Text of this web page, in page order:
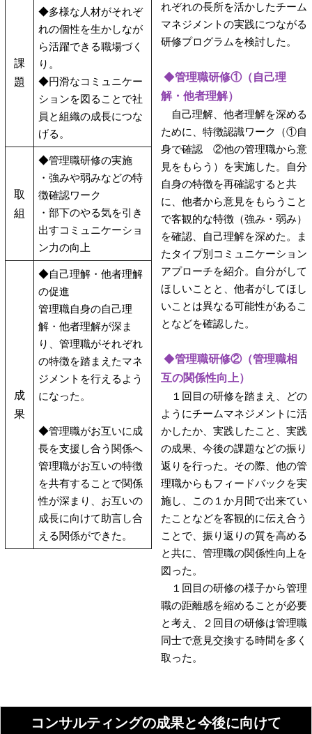
課
題
◆多様な人材がそれぞ
れの個性を生かしなが
ら活躍できる職場づく
り。
◆円滑なコミュニケー
ションを図ることで社
員と組織の成長につな
げる。
取
組
◆管理職研修の実施
・強みや弱みなどの特
徴確認ワーク
・部下のやる気を引き
出すコミュニケーショ
ン力の向上
成
果
◆自己理解・他者理解
の促進
管理職自身の自己理
解・他者理解が深ま
り、管理職がそれぞれ
の特徴を踏まえたマネ
ジメントを行えるよう
になった。
◆管理職がお互いに成
長を支援し合う関係へ
管理職がお互いの特徴
を共有することで関係
性が深まり、お互いの
成長に向けて助言し合
える関係ができた。
れぞれの長所を活かしたチーム
マネジメントの実践につながる
研修プログラムを検討した。
◆管理職研修①（自己理
解・他者理解）
自己理解、他者理解を深める
ために、特徴認識ワーク（①自
身で確認 ②他の管理職から意
見をもらう）を実施した。自分
自身の特徴を再確認すると共
に、他者から意見をもらうこと
で客観的な特徴（強み・弱み）
を確認、自己理解を深めた。ま
たタイプ別コミュニケーション
アプローチを紹介。自分がして
ほしいことと、他者がしてほし
いことは異なる可能性があるこ
となどを確認した。
◆管理職研修②（管理職相
互の関係性向上）
１回目の研修を踏まえ、どの
ようにチームマネジメントに活
かしたか、実践したこと、実践
の成果、今後の課題などの振り
返りを行った。その際、他の管
理職からもフィードバックを実
施し、この１か月間で出来てい
たことなどを客観的に伝え合う
ことで、振り返りの質を高める
と共に、管理職の関係性向上を
図った。
１回目の研修の様子から管理
職の距離感を縮めることが必要
と考え、２回目の研修は管理職
同士で意見交換する時間を多く
取った。
コンサルティングの成果と今後に向けて